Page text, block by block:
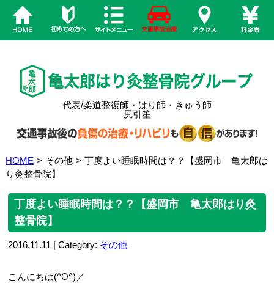
代表/柔道整復師・はり師・きゅう師
尻引笙
HOME > その他 > 丁度よい睡眠時間は？？【盛岡市 亀太郎は
り灸整骨院】
丁度よい睡眠時間は？？【盛岡市 亀太郎はり灸
整骨院】
2016.11.11 | Category: その他
こんにちは(^O^)／